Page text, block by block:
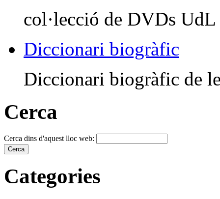
col·lecció de DVDs UdL
Diccionari biogràfic
Diccionari biogràfic de
Cerca
Cerca dins d'aquest lloc web:
Categories